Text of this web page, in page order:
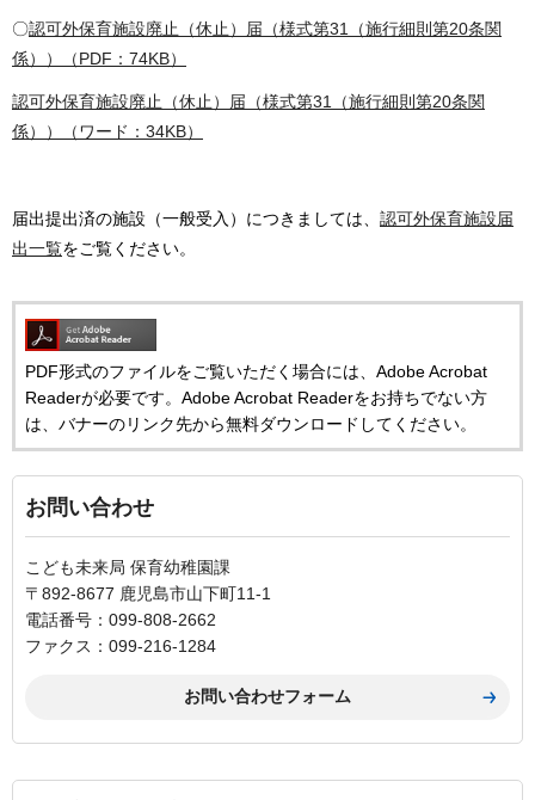
〇認可外保育施設廃止（休止）届（様式第31（施行細則第20条関
係））（PDF：74KB）
認可外保育施設廃止（休止）届（様式第31（施行細則第20条関
係））（ワード：34KB）
届出提出済の施設（一般受入）につきましては、 認可外保育施設届
出一覧をご覧ください。
PDF形式のファイルをご覧いただく場合には、Adobe Acrobat
Readerが必要です。Adobe Acrobat Readerをお持ちでない方
は、バナーのリンク先から無料ダウンロードしてください。
お問い合わせ
こども未来局 保育幼稚園課
〒892-8677 鹿児島市山下町11-1
電話番号：099-808-2662
ファクス：099-216-1284